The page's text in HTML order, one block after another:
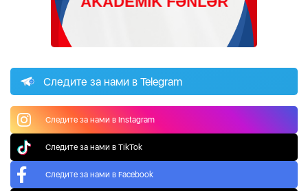
Следите за нами в Telegram
Следите за нами в Instagram
Следите за нами в TikTok
Следите за нами в Facebook